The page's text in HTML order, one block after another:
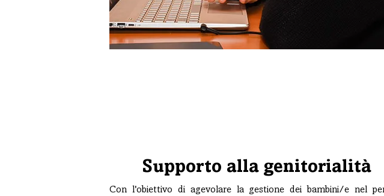
Supporto alla genitorialità
Con l'obiettivo di agevolare la gestione dei bambini/e nel